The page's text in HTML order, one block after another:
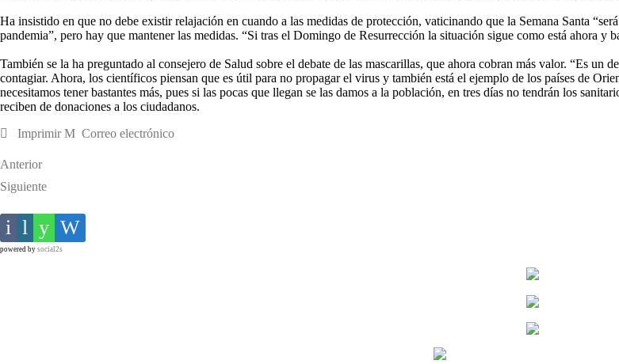
Ha insistido en que no debe existir relajación en cuando a las medidas de protección, vaticinando que la Semana Santa
pandemia”, pero hay que mantener las medidas. “Si tras el Domingo de Resurrección la situación sigue como está ahora y
También se la ha preguntado al consejero de Salud sobre el debate de las mascarillas, que ahora cobran más valor. “Es un
contagiar. Ahora, los científicos piensan que es útil para no propagar el virus y también está el ejemplo de los países de
necesitamos tener bastantes más, pues si las pocas que llegan se las damos a la población, en tres días no tendrán los
reciben de donaciones a los ciudadanos.
Imprimir
Correo electrónico
Anterior
Siguiente
powered by social2s